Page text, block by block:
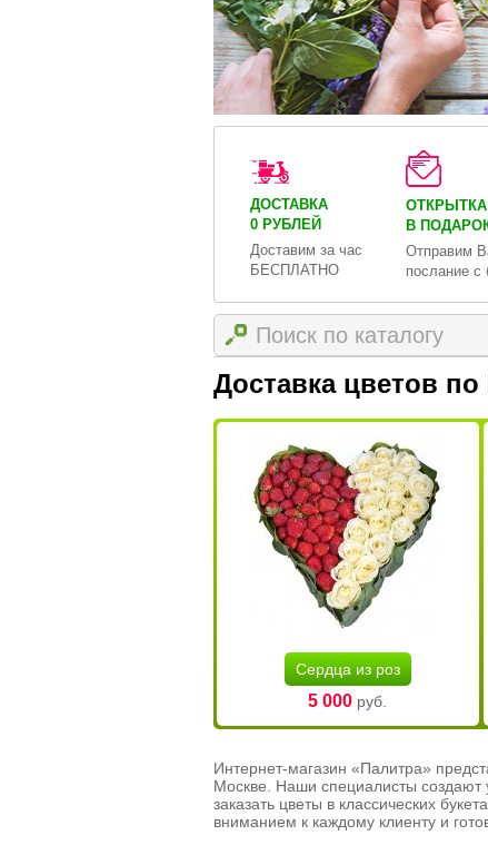
ДОСТАВКА
0 РУБЛЕЙ
Доставим за час
БЕСПЛАТНО
ОТКРЫТКА
В
Отправим
послание с
Доставка цветов
Сердца из роз
5 000 руб.
Интернет-магазин «Палитра»
Москве. Наши специалисты создают
заказать цветы в классических
вниманием к каждому клиенту и